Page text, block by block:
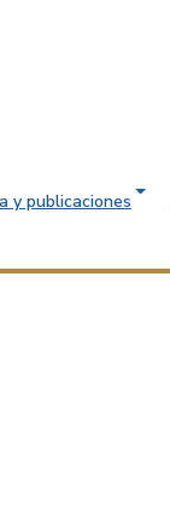
y publicaciones